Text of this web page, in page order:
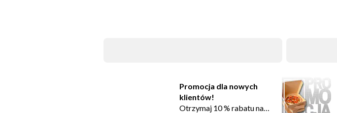
Promocja dla nowych
klientów!
Otrzymaj 10 % rabatu na